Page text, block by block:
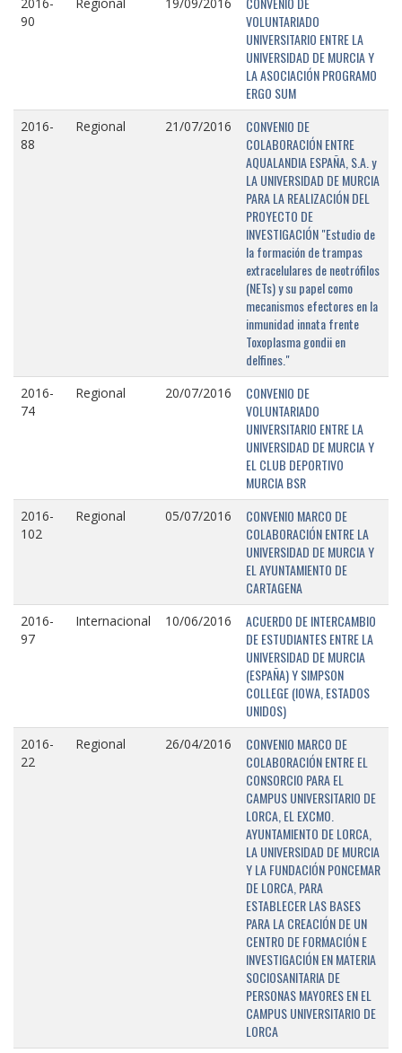
90
VOLUNTARIADO
UNIVERSITARIO ENTRE LA
UNIVERSIDAD DE MURCIA Y
LA ASOCIACIÓN PROGRAMO
ERGO SUM
2016-
88
Regional 21/07/2016
CONVENIO DE
COLABORACIÓN ENTRE
AQUALANDIA ESPAÑA, S.A. y
LA UNIVERSIDAD DE MURCIA
PARA LA REALIZACIÓN DEL
PROYECTO DE
INVESTIGACIÓN "Estudio de
la formación de trampas
extracelulares de neotrófilos
(NETs) y su papel como
mecanismos efectores en la
inmunidad innata frente
Toxoplasma gondii en
delfines."
2016-
74
Regional 20/07/2016
CONVENIO DE
VOLUNTARIADO
UNIVERSITARIO ENTRE LA
UNIVERSIDAD DE MURCIA Y
EL CLUB DEPORTIVO
MURCIA BSR
2016-
102
Regional 05/07/2016
CONVENIO MARCO DE
COLABORACIÓN ENTRE LA
UNIVERSIDAD DE MURCIA Y
EL AYUNTAMIENTO DE
CARTAGENA
2016-
97
Internacional 10/06/2016
ACUERDO DE INTERCAMBIO
DE ESTUDIANTES ENTRE LA
UNIVERSIDAD DE MURCIA
(ESPAÑA) Y SIMPSON
COLLEGE (IOWA, ESTADOS
UNIDOS)
2016-
22
Regional 26/04/2016
CONVENIO MARCO DE
COLABORACIÓN ENTRE EL
CONSORCIO PARA EL
CAMPUS UNIVERSITARIO DE
LORCA, EL EXCMO.
AYUNTAMIENTO DE LORCA,
LA UNIVERSIDAD DE MURCIA
Y LA FUNDACIÓN PONCEMAR
DE LORCA, PARA
ESTABLECER LAS BASES
PARA LA CREACIÓN DE UN
CENTRO DE FORMACIÓN E
INVESTIGACIÓN EN MATERIA
SOCIOSANITARIA DE
PERSONAS MAYORES EN EL
CAMPUS UNIVERSITARIO DE
LORCA